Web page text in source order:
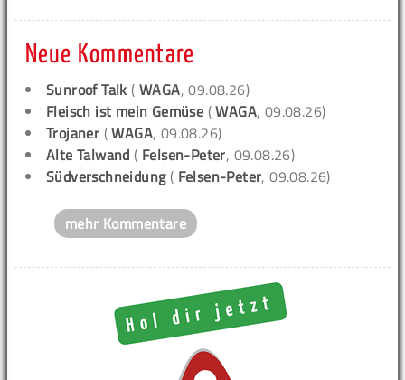
Neue Kommentare
Sunroof Talk (WAGA, 09.08.26)
Fleisch ist mein Gemüse (WAGA, 09.08.26)
Trojaner (WAGA, 09.08.26)
Alte Talwand ( Felsen-Peter, 09.08.26)
Südverschneidung( Felsen-Peter, 09.08.26)
mehr Kommentare